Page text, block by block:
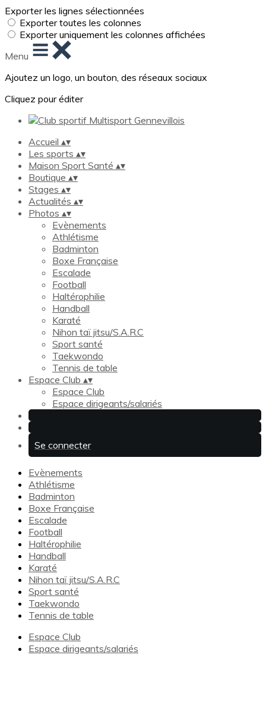
Exporter les lignes sélectionnées
Exporter toutes les colonnes
Exporter uniquement les colonnes affichées
Menu
Ajoutez un logo, un bouton, des réseaux sociaux
Cliquez pour éditer
Accueil ▴▾
Les sports ▴▾
Maison Sport Santé ▴▾
Boutique ▴▾
Stages ▴▾
Actualités ▴▾
Photos ▴▾
Evènements
Athlétisme
Badminton
Boxe Française
Escalade
Football
Haltérophilie
Handball
Karaté
Nihon taï jitsu/S.A.R.C
Sport santé
Taekwondo
Tennis de table
Espace Club ▴▾
Espace Club
Espace dirigeants/salariés
Se connecter
Evènements
Athlétisme
Badminton
Boxe Française
Escalade
Football
Haltérophilie
Handball
Karaté
Nihon taï jitsu/S.A.R.C
Sport santé
Taekwondo
Tennis de table
Espace Club
Espace dirigeants/salariés